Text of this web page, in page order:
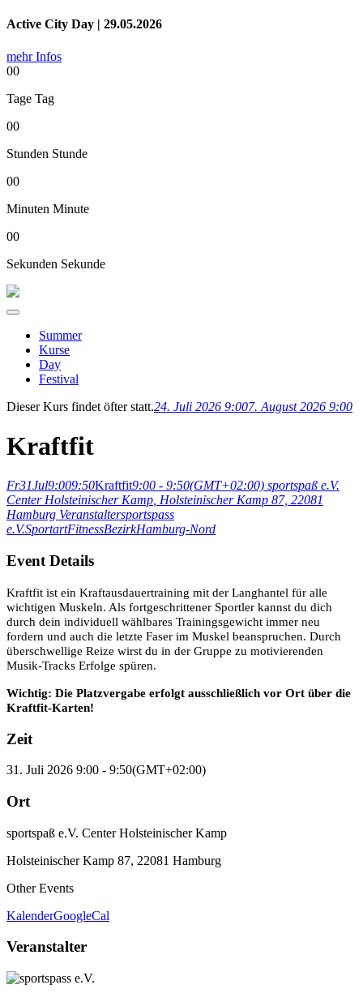
Active City Day | 29.05.2026
mehr Infos
00
Tage Tag
00
Stunden Stunde
00
Minuten Minute
00
Sekunden Sekunde
Summer
Kurse
Day
Festival
Dieser Kurs findet öfter statt.24. Juli 2026 9:007. August 2026 9:00
Kraftfit
Fr31Jul9:009:50Kraftfit9:00 - 9:50(GMT+02:00) sportspaß e.V.
Center Holsteinischer Kamp, Holsteinischer Kamp 87, 22081
Hamburg Veranstaltersportspass
e.V.SportartFitnessBezirkHamburg-Nord
Event Details
Kraftfit ist ein Kraftausdauertraining mit der Langhantel für alle
wichtigen Muskeln. Als fortgeschrittener Sportler kannst du dich
durch dein individuell wählbares Trainingsgewicht immer neu
fordern und auch die letzte Faser im Muskel beanspruchen. Durch
überschwellige Reize wirst du in der Gruppe zu motivierenden
Musik-Tracks Erfolge spüren.
Wichtig: Die Platzvergabe erfolgt ausschließlich vor Ort über die
Kraftfit-Karten!
Zeit
31. Juli 2026 9:00 - 9:50(GMT+02:00)
Ort
sportspaß e.V. Center Holsteinischer Kamp
Holsteinischer Kamp 87, 22081 Hamburg
Other Events
KalenderGoogleCal
Veranstalter